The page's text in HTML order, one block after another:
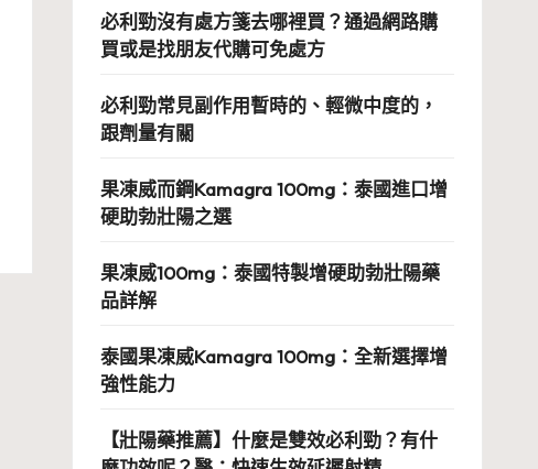
必利勁沒有處方箋去哪裡買？通過網路購
買或是找朋友代購可免處方
必利勁常見副作用暫時的、輕微中度的，
跟劑量有關
果凍威而鋼Kamagra 100mg：泰國進口增
硬助勃壯陽之選
果凍威100mg：泰國特製增硬助勃壯陽藥
品詳解
泰國果凍威Kamagra 100mg：全新選擇增
強性能力
【壯陽藥推薦】什麼是雙效必利勁？有什